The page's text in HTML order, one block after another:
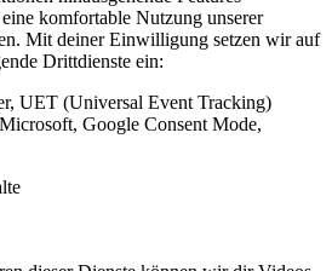
komfortable Nutzung unserer
Mit deiner Einwilligung setzen wir auf
Drittdienste ein:
UET (Universal Event Tracking)
Google Consent Mode,